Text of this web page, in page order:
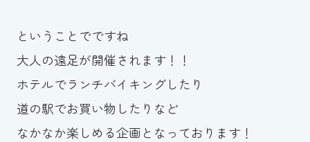
ということでですね
大人の遠足が開催されます！！
ホテルでランチバイキングしたり
道の駅でお買い物したりなど
なかなか楽しめる企画となっております！